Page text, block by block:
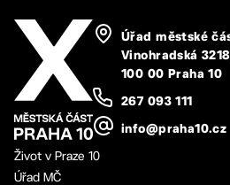
Úřad městské
Vinohradská
100 00 Praha 10
267 093 111
info@praha10.cz
Život v Praze 10
Úřad MČ